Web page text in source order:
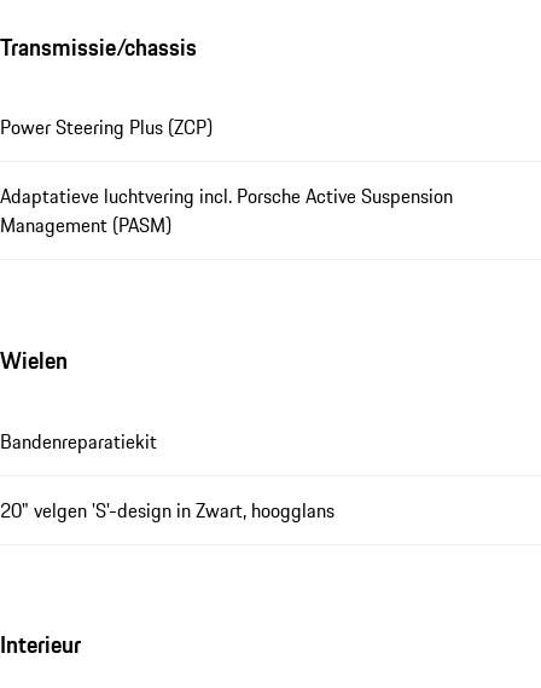
Transmissie/chassis
Power Steering Plus (ZCP)
Adaptatieve luchtvering incl. Porsche Active Suspension
Management (PASM)
Wielen
Bandenreparatiekit
20" velgen 'S'-design in Zwart, hoogglans
Interieur